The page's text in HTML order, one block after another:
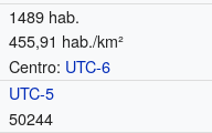
1489 hab.
455,91 hab./km²
Centro: UTC-6
UTC-5
50244